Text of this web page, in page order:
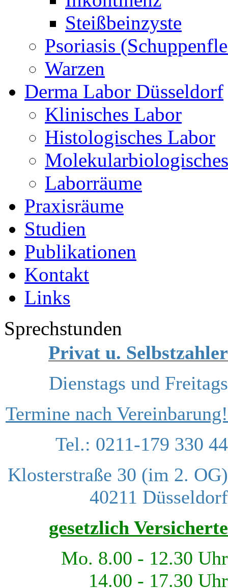
Steißbeinzyste
Psoriasis
Warzen
Derma Labor Düsseldorf
Klinisches Labor
Histologisches Labor
Laborräume
Praxisräume
Studien
Publikationen
Kontakt
Links
Sprechstunden
Privat u. Selbstzahler
Dienstags und Freitags
Termine nach Vereinbarung!
Tel.: 0211-179 330 44
Klosterstraße 30 (im 2. OG)
40211 Düsseldorf
gesetzlich Versicherte
Mo. 8.00 - 12.30 Uhr
14.00 - 17.30 Uhr